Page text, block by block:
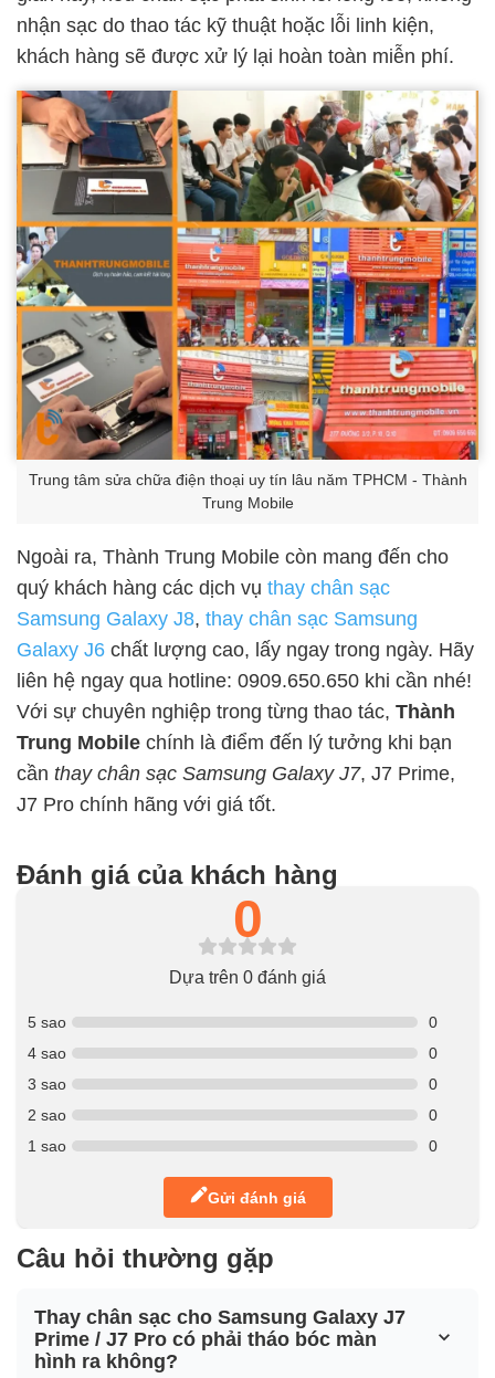
nhận sạc do thao tác kỹ thuật hoặc lỗi linh kiện,
khách hàng sẽ được xử lý lại hoàn toàn miễn phí.
Trung tâm sửa chữa điện thoại uy tín lâu năm TPHCM - Thành
Trung Mobile
Ngoài ra, Thành Trung Mobile còn mang đến cho
quý khách hàng các dịch vụ thay chân sạc
Samsung Galaxy J8, thay chân sạc Samsung
Galaxy J6 chất lượng cao, lấy ngay trong ngày. Hãy
liên hệ ngay qua hotline: 0909.650.650 khi cần nhé!
Với sự chuyên nghiệp trong từng thao tác, Thành
Trung Mobile chính là điểm đến lý tưởng khi bạn
cần thay chân sạc Samsung Galaxy J7, J7 Prime,
J7 Pro chính hãng với giá tốt.
Đánh giá của khách hàng
0
Dựa trên 0 đánh giá
5 sao
0
4 sao
0
3 sao
0
2 sao
0
1 sao
0
Gửi đánh giá
Câu hỏi thường gặp
Thay chân sạc cho Samsung Galaxy J7
Prime / J7 Pro có phải tháo bóc màn
hình ra không?